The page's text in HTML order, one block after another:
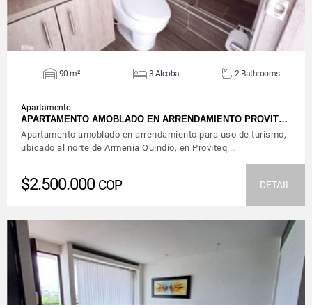
90 m² 3 Alcoba 2 Bathrooms
Apartamento
APARTAMENTO AMOBLADO EN ARRENDAMIENTO PROVIT…
Apartamento amoblado en arrendamiento para uso de turismo,
ubicado al norte de Armenia Quindío, en Proviteq.…
$2.500.000 COP DETAIL